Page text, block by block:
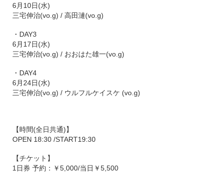
6月10日(水)
三宅伸治(vo.g) / 高田漣(vo.g)
・DAY3
6月17日(水)
三宅伸治(vo.g) / おおはた雄一(vo.g)
・DAY4
6月24日(水)
三宅伸治(vo.g) / ウルフルケイスケ (vo.g)
【時間(全日共通)】
OPEN 18:30 /START19:30
【チケット】
1日券 予約：￥5,000/当日￥5,500